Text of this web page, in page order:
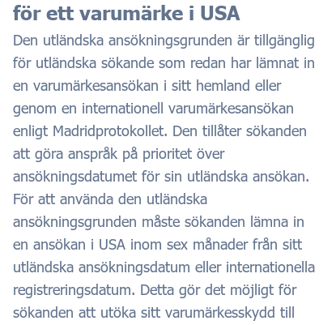
för ett varumärke i USA
Den utländska ansökningsgrunden är tillgänglig
för utländska sökande som redan har lämnat in
en varumärkesansökan i sitt hemland eller
genom en internationell varumärkesansökan
enligt Madridprotokollet. Den tillåter sökanden
att göra anspråk på prioritet över
ansökningsdatumet för sin utländska ansökan.
För att använda den utländska
ansökningsgrunden måste sökanden lämna in
en ansökan i USA inom sex månader från sitt
utländska ansökningsdatum eller internationella
registreringsdatum. Detta gör det möjligt för
sökanden att utöka sitt varumärkesskydd till